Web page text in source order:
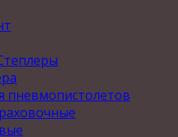
пневмопистолетов